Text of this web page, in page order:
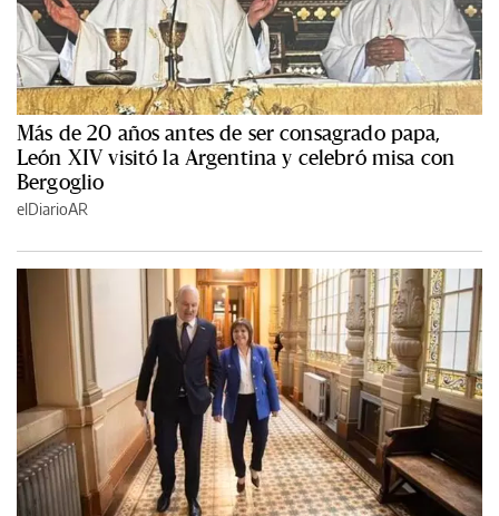
Más de 20 años antes de ser consagrado papa,
León XIV visitó la Argentina y celebró misa con
Bergoglio
elDiarioAR